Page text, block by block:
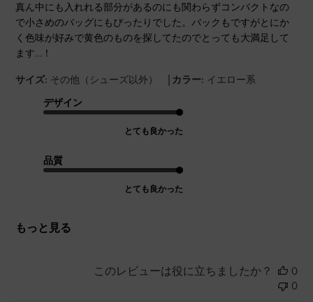
真ん中にも入れれる部分があるのにも関わらずコンパクトなの
で小さめのバッグにもぴったりでした。バックもですがとにか
く色味が好みで黄色のものを探してたのでとっても大満足して
ます…！
サイズ: その他（シューズ以外） | カラー: イエロー系
デザイン
とても良かった
品質
とても良かった
もっと見る
このレビューは役に立ちましたか？
0
0